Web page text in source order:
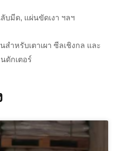
บมีด, แผ่นขัดเงา ฯลฯ
ำหรับเตาเผา ซีลเชิงกล และ
ดักเตอร์